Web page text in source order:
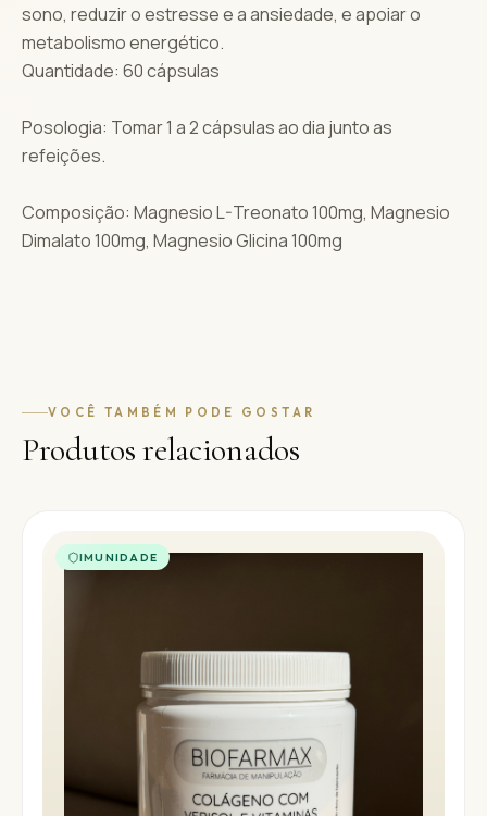
sono, reduzir o estresse e a ansiedade, e apoiar o
metabolismo energético.
Quantidade: 60 cápsulas
Posologia: Tomar 1 a 2 cápsulas ao dia junto as
refeições.
Composição: Magnesio L-Treonato 100mg, Magnesio
Dimalato 100mg, Magnesio Glicina 100mg
VOCÊ TAMBÉM PODE GOSTAR
Produtos relacionados
IMUNIDADE